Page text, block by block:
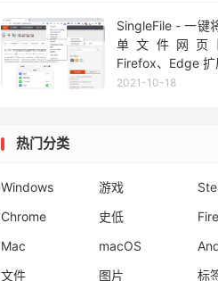
SingleFile - 一键
单文件网页
Firefox、Edge 扩
2021-10-18
热门分类
Windows 游戏
Chrome
史低
Mac
macOS
文件
图片 标